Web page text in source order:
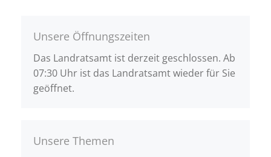
Unsere Öffnungszeiten
Das Landratsamt ist derzeit geschlossen. Ab
07:30 Uhr ist das Landratsamt wieder für Sie
geöffnet.
Unsere Themen